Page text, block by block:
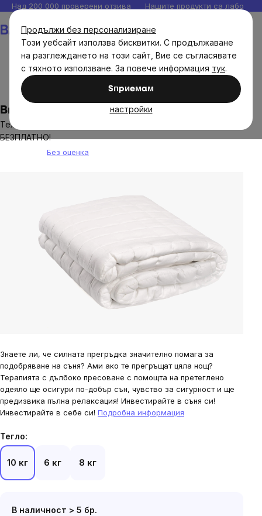
Продължи без персонализиране
Този уебсайт използва бисквитки. С продължаване
на разглеждането на този сайт, Вие се съгласявате
с тяхното използване. За повече информация тук.
Sпpиeмaм
настройки
Прескочи
към
съдържанието
Над 200 000 проверени отзива Нашите продукти са
BrainMax Тежко одеяло, различно тегло
Тежко одеяло с висококачествен памучен калъф
БЕЗПЛАТНО!
Без оценка
Знаете ли, че силната прегръдка значително помага за
подобряване на съня? Ами ако те прегръщат цяла нощ?
Терапията с дълбоко пресоване с помощта на претеглено
одеяло ще осигури по-добър сън, чувство за сигурност и ще
предизвика пълна релаксация! Инвестирайте в съня си!
Инвестирайте в себе си! Подробна информация
Тегло:
10 кг 6 кг 8 кг
В наличност > 5 бр.